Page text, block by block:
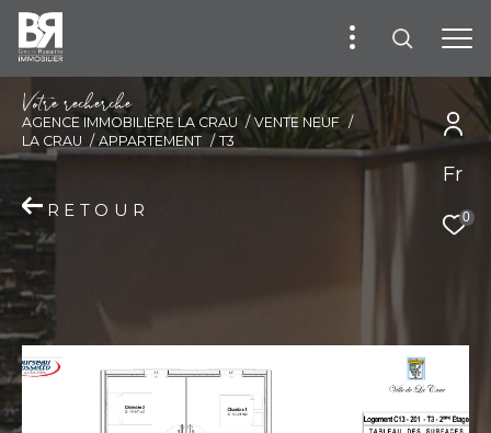
Fr
0
Votre recherche
AGENCE IMMOBILIÈRE LA CRAU
VENTE NEUF
LA CRAU
APPARTEMENT T3
RETOUR